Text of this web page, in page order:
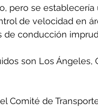
pero se
de velocidad en
de conducción
son Los Ángeles,
Comité de